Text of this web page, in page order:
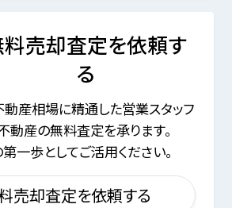
売却査定を依頼す
る
産相場に精通した営業スタッフ
動産の無料査定を承ります。
一歩としてご活用ください。
売却査定を依頼する